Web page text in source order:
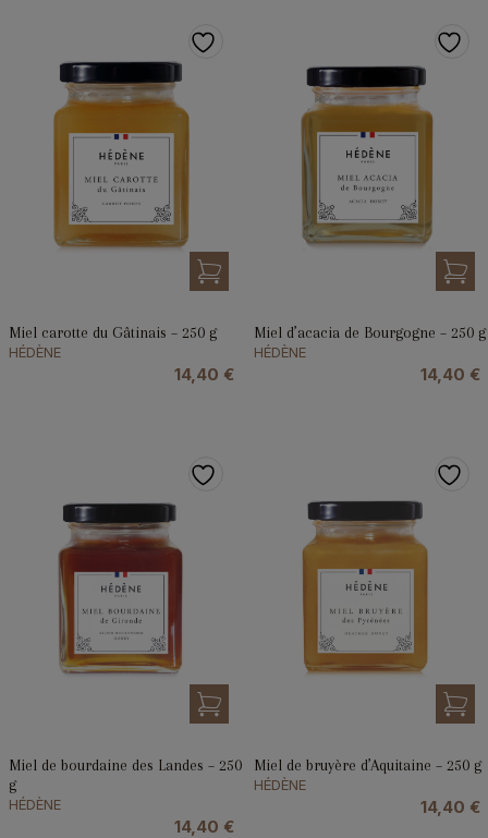
Miel carotte du Gâtinais – 250 g
HÉDÈNE
14,40 €
Miel d’acacia de Bourgogne – 250 g
HÉDÈNE
14,40 €
Miel de bourdaine des Landes – 250
g
HÉDÈNE
14,40 €
Miel de bruyère d’Aquitaine – 250 g
HÉDÈNE
14,40 €